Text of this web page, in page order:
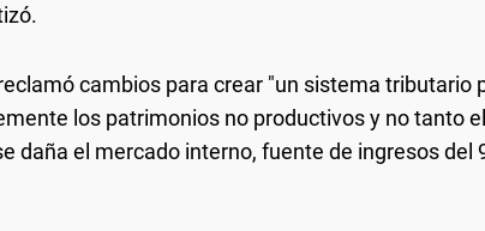
cambios para crear "un sistema tributario
los patrimonios no productivos y no tanto
daña el mercado interno, fuente de ingresos del